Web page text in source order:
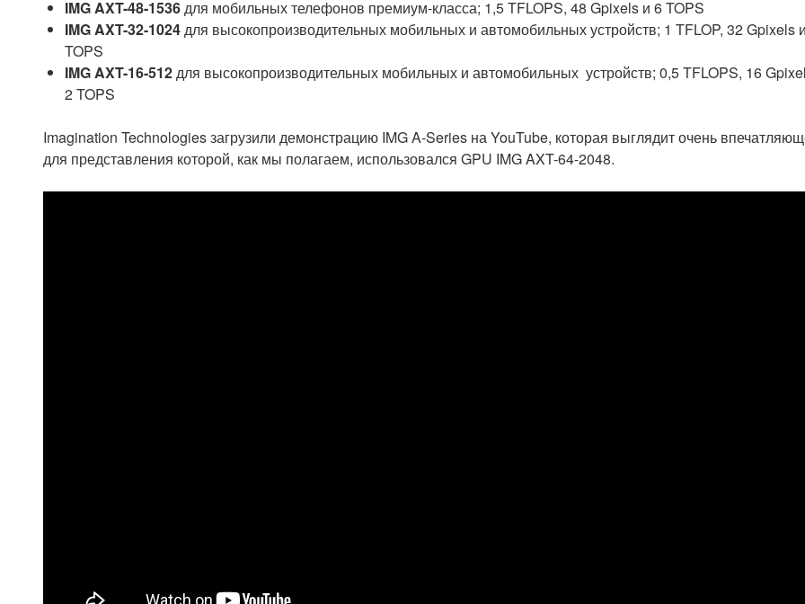
IMG AXT-48-1536для мобильных телефонов премиум-класса; 1,5 TFLOPS, 48 Gpixels и 6 TOPS
IMG AXT-32-1024для высокопроизводительных мобильных и автомобильных устройств; 1 TFLOP, 32 Gpixels
TOPS
IMG AXT-16-512для высокопроизводительных мобильных и автомобильных устройств; 0,5 TFLOPS, 16
2 TOPS
Imagination Technologies загрузили демонстрацию IMG A-Series на YouTube, которая выглядит очень
для представления которой, как мы полагаем, использовался GPU IMG AXT-64-2048.